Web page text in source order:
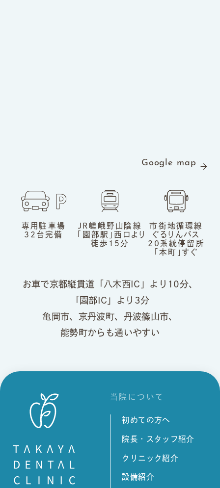
Google map
専用駐車場
32台完備
JR嵯峨野山陰線
「園部駅」 西口より
徒歩15分
市街地循環線
ぐるりんバス
20系統停留所
「本町」すぐ
お車で京都縦貫道「八木西IC」より10分、
「園部IC」より3分
亀岡市、京丹波町、丹波篠山市、
能勢町からも通いやすい
当院について
初めての方へ
院長・スタッフ紹介
クリニック紹介
設備紹介